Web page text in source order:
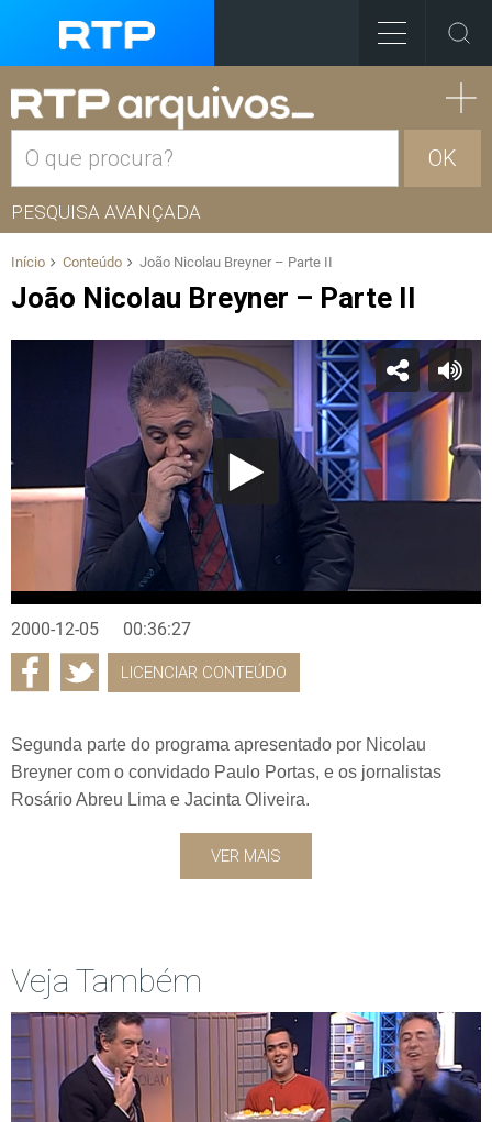
OK
PESQUISA AVANÇADA
Início Conteúdo João Nicolau Breyner – Parte II
João Nicolau Breyner – Parte II
2000-12-05 00:36:27
LICENCIAR CONTEÚDO
Segunda parte do programa apresentado por Nicolau
Breyner com o convidado Paulo Portas, e os jornalistas
Rosário Abreu Lima e Jacinta Oliveira.
VER MAIS
Veja Também